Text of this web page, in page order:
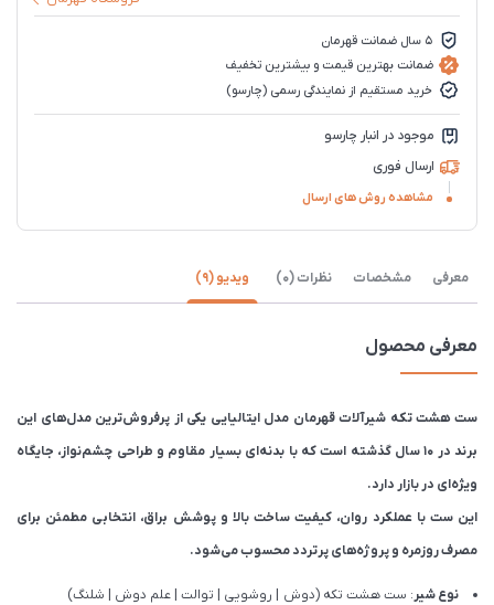
5 سال ضمانت قهرمان
ضمانت بهترین قیمت و بیشترین تخفیف
خرید مستقیم از نمایندگی رسمی (چارسو)
موجود در انبار چارسو
ارسال فوری
مشاهده روش های ارسال
معرفی مشخصات نظرات (0) ویدیو (9)
معرفی محصول
ست هشت تکه شیرآلات قهرمان مدل ایتالیایی یکی از پرفروش‌ترین مدل‌های این
برند در ۱۰ سال گذشته است که با بدنه‌ای بسیار مقاوم و طراحی چشم‌نواز، جایگاه
ویژه‌ای در بازار دارد.
این ست با عملکرد روان، کیفیت ساخت بالا و پوشش براق، انتخابی مطمئن برای
مصرف روزمره و پروژه‌های پرتردد محسوب می‌شود.
نوع شیر: ست هشت تکه (دوش | روشویی | توالت | علم دوش | شلنگ)